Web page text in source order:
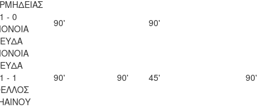
- 0
90' 90'
- 1
90' 90' 45' 90'